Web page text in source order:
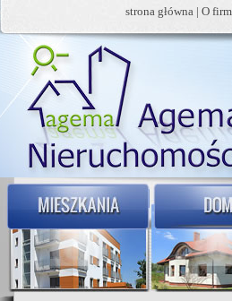
strona główna | O